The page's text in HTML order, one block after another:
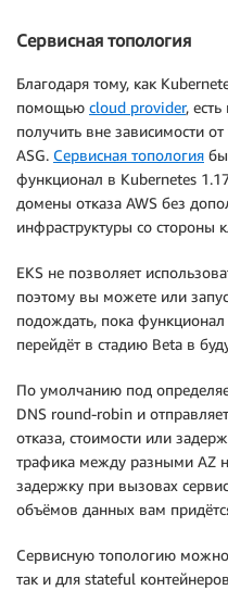
Сервисная топология
Благодаря тому, как
помощью cloud provider,
получить вне зависимости
ASG. Сервисная топология
функционал в Kubernetes
домены отказа AWS без
инфраструктуры со стороны
EKS не позволяет
поэтому вы можете или
подождать, пока
перейдёт в стадию Beta в
По умолчанию под
DNS round-robin и
отказа, стоимости или
трафика между разными AZ
задержку при вызовах
объёмов данных вам
Сервисную топологию можно
так и для stateful